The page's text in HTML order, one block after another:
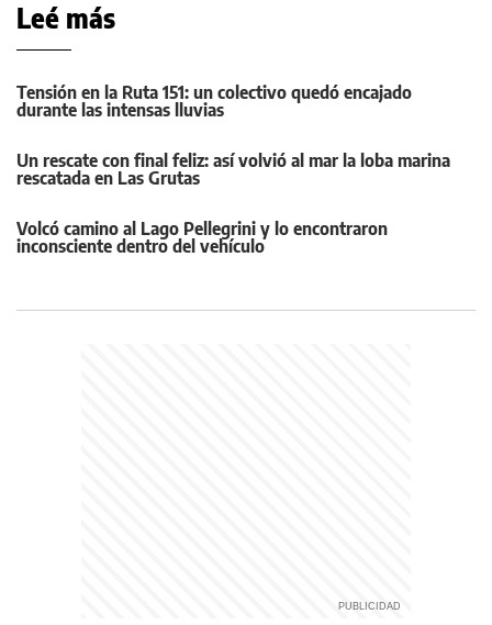
Leé más
Tensión en la Ruta 151: un colectivo quedó encajado
durante las intensas lluvias
Un rescate con final feliz: así volvió al mar la loba marina
rescatada en Las Grutas
Volcó camino al Lago Pellegrini y lo encontraron
inconsciente dentro del vehículo